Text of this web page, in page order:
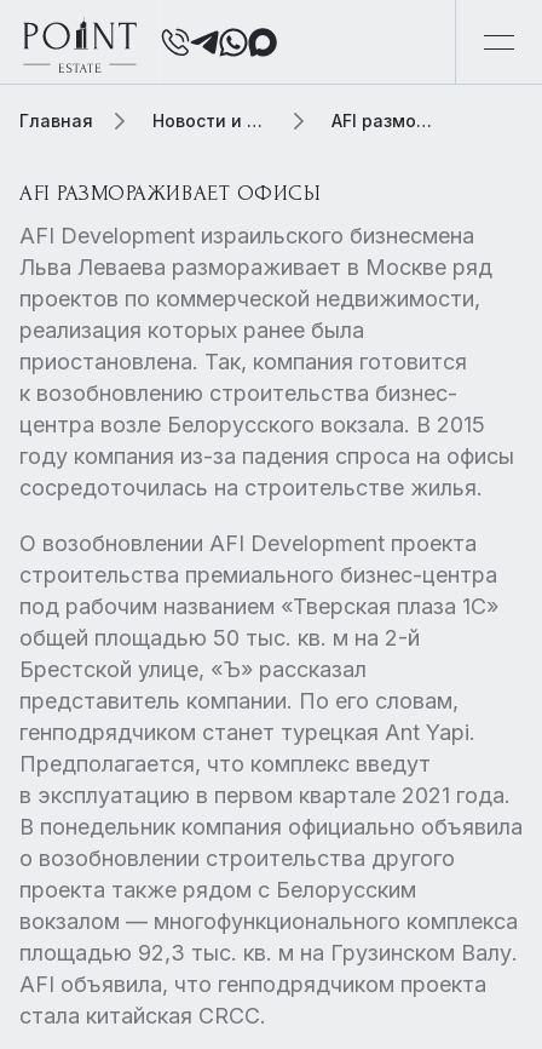
Главная Новости и обзоры AFI размораживает офисы
AFI РАЗМОРАЖИВАЕТ ОФИСЫ
AFI Development израильского бизнесмена
Льва Леваева размораживает в Москве ряд
проектов по коммерческой недвижимости,
реализация которых ранее была
приостановлена. Так, компания готовится
к возобновлению строительства бизнес-
центра возле Белорусского вокзала. В 2015
году компания из-за падения спроса на офисы
сосредоточилась на строительстве жилья.
О возобновлении AFI Development проекта
строительства премиального бизнес-центра
под рабочим названием «Тверская плаза 1С»
общей площадью 50 тыс. кв. м на 2-й
Брестской улице, «Ъ» рассказал
представитель компании. По его словам,
генподрядчиком станет турецкая Ant Yapi.
Предполагается, что комплекс введут
в эксплуатацию в первом квартале 2021 года.
В понедельник компания официально объявила
о возобновлении строительства другого
проекта также рядом с Белорусским
вокзалом — многофункционального комплекса
площадью 92,3 тыс. кв. м на Грузинском Валу.
AFI объявила, что генподрядчиком проекта
стала китайская CRCC.